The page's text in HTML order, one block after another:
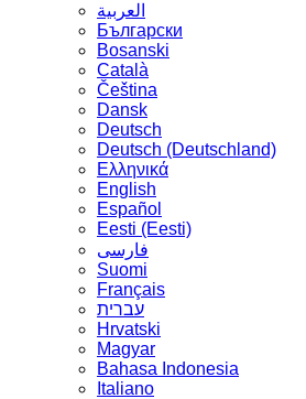
العربية
Български
Bosanski
Сatalà
Čeština
Dansk
Deutsch
Deutsch (Deutschland)
Ελληνικά
English
Español
Eesti (Eesti)
فارسی
Suomi
Français
עברית
Hrvatski
Magyar
Bahasa Indonesia
Italiano